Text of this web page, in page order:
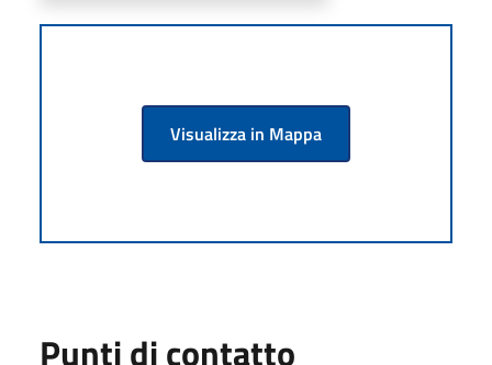
Visualizza in Mappa
Punti di contatto